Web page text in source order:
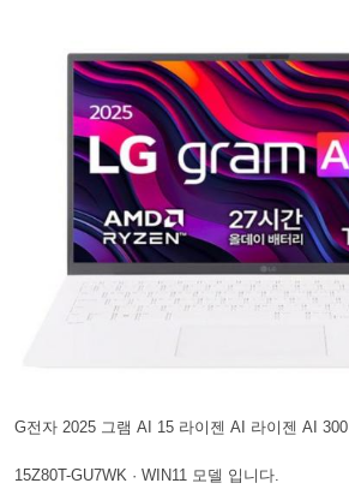
G전자 2025 그램 AI 15 라이젠 AI 라이젠 AI 300
15Z80T-GU7WK · WIN11 모델 입니다.